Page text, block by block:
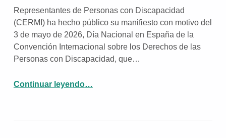
Representantes de Personas con Discapacidad
(CERMI) ha hecho público su manifiesto con motivo del
3 de mayo de 2026, Día Nacional en España de la
Convención Internacional sobre los Derechos de las
Personas con Discapacidad, que…
Continuar leyendo“El CERMI afirma que la Convención ONU de Discapacidad es un logro de presente y una promesa de futuro”
…